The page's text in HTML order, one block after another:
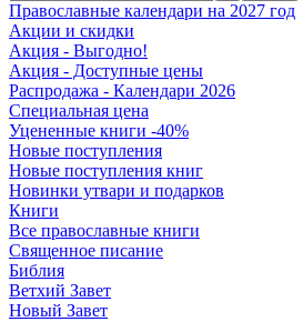
Православные календари на 2027 год
Акции и скидки
Акция - Выгодно!
Акция - Доступные цены
Распродажа - Календари 2026
Специальная цена
Уцененные книги -40%
Новые поступления
Новые поступления книг
Новинки утвари и подарков
Книги
Все православные книги
Священное писание
Библия
Ветхий Завет
Новый Завет